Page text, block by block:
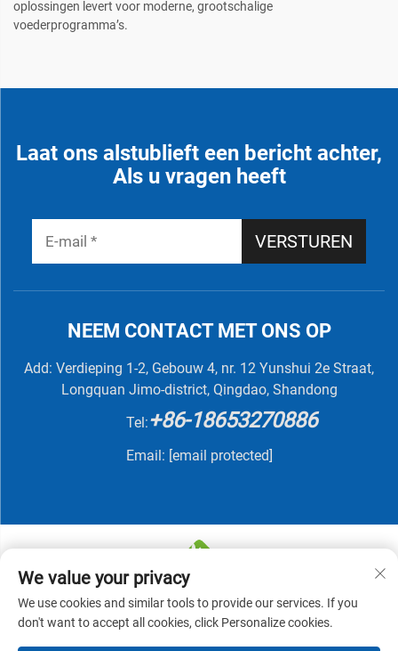
oplossingen levert voor moderne, grootschalige
voederprogramma’s.
Laat ons alstublieft een bericht achter,
Als u vragen heeft
VERSTUREN
NEEM CONTACT MET ONS OP
Add: Verdieping 1-2, Gebouw 4, nr. 12 Yunshui 2e Straat,
Longquan Jimo-district, Qingdao, Shandong
Tel:+86-18653270886
Email: [email protected]
Copyright © 2025 QINGDAO NUTRIVIT BIOTECH CO.,
LTD - Privacybeleid
We value your privacy
We use cookies and similar tools to provide our services. If you
don't want to accept all cookies, click Personalize cookies.